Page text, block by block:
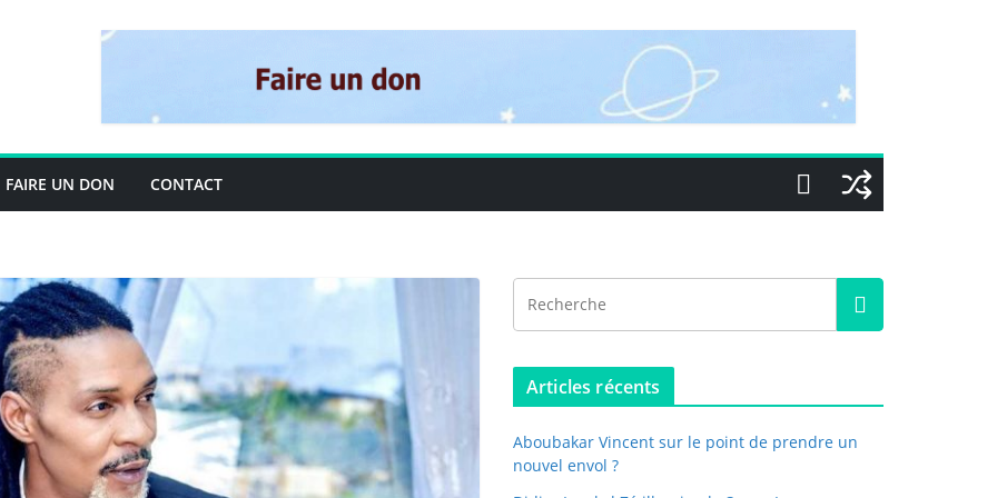
FAIRE UN DON CONTACT
Articles récents
Aboubakar Vincent sur le point de prendre un
nouvel envol ?